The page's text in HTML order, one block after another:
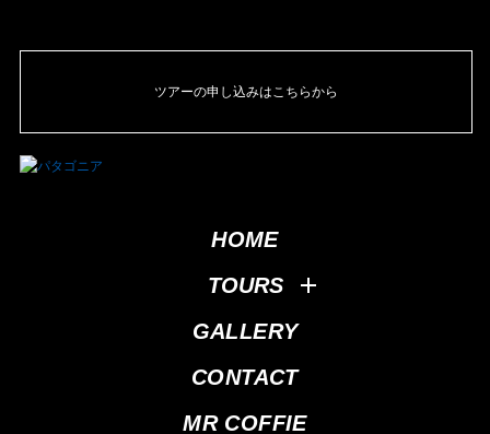
ツアーの申し込みはこちらから
HOME
TOURS
GALLERY
CONTACT
MR COFFIE